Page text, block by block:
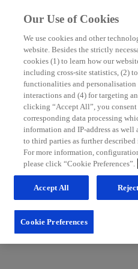
MS Nurse Bereich
Mit grundlegenden
sowie hilfreichen Tipps für die
wir Sie in Ihrem Praxisalltag
regelmäßig im MS Nurse
unsere Inhalte und Services
Zum Nurse Bereich
Our Use of Cookies
We use cookies and other
website. Besides the strictly
cookies (1) to learn how our
including cross-site statistics, (2)
functionalities and
interactions and (4) for targeting
clicking “Accept All”, you
corresponding data processing
information and IP-address as well
to third parties as further
For more information,
please click “Cookie Preferences”.
Cookie Preferences
Accept All